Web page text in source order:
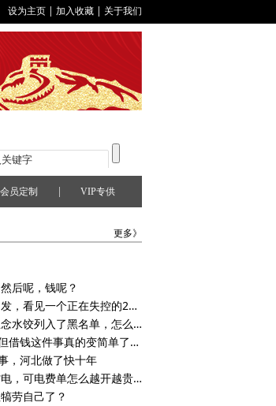
设为主页 | 加入收藏 | 关于我们
会员定制 VIP专供
更多》
后呢，钱呢？
从陕西商洛的洪水出发，看见一个正在失控的2026年
美国把洽洽瓜子和思念水饺列入了黑名单，怎么回事？
贷款“明白纸”来了，但借钱这件事真的变简单了吗？
，河北做了快十年
都说空调一直开更省电，可电费单怎么越开越贵？
劳自己了？